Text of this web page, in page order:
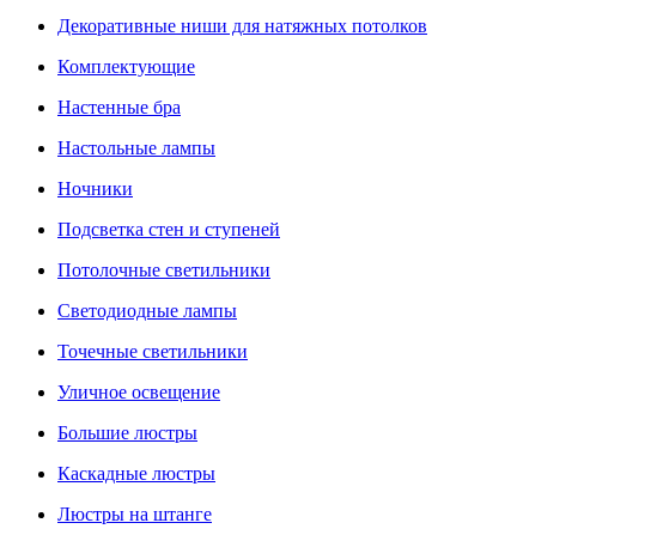
Декоративные ниши для натяжных потолков
Комплектующие
Настенные бра
Настольные лампы
Ночники
Подсветка стен и ступеней
Потолочные светильники
Светодиодные лампы
Точечные светильники
Уличное освещение
Большие люстры
Каскадные люстры
Люстры на штанге